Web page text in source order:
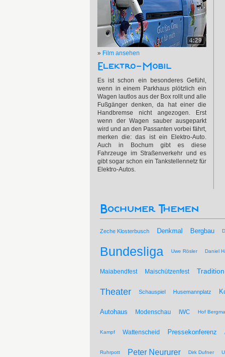
4:29
» Film ansehen
Elektro-Mobil
Es ist schon ein besonderes Gefühl,
wenn in einem Parkhaus plötzlich ein
Wagen lautlos aus der Box rollt und alle
Fußgänger denken, da hat einer die
Handbremse nicht angezogen. Erst
wenn der Wagen sauber ausgeparkt
wird und an den Passanten vorbei fährt,
merken die: das ist ein Elektro-Auto.
Auch in Bochum gibt es diese
Fahrzeuge im Straßenverkehr und es
gibt sogar schon ein Tankstellennetz für
Elektro-Autos.
Bochumer Themen
Zeche Klosterbusch Denkmal Bergbau
Bundesliga Uwe Rösler Daniel
Maiabendfest Maischützenfest Tradition
Theater Schauspiel Husemannplatz
Autohaus Modenschau IWC Hof
Kampf Wattenscheid Pressekonferenz
Ruhrpott Peter Neururer Dirk Dufner